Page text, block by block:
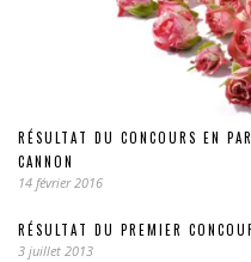
RÉSULTAT DU CONCOURS EN
CANNON
14 février 2016
RÉSULTAT DU PREMIER
3 juillet 2013